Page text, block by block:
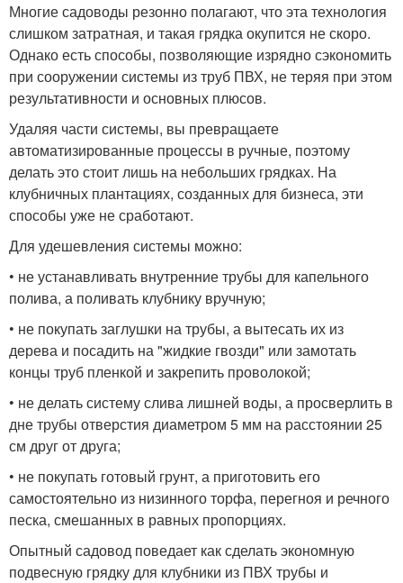
Многие садоводы резонно полагают, что эта технология
слишком затратная, и такая грядка окупится не скоро.
Однако есть способы, позволяющие изрядно сэкономить
при сооружении системы из труб ПВХ, не теряя при этом
результативности и основных плюсов.
Удаляя части системы, вы превращаете
автоматизированные процессы в ручные, поэтому
делать это стоит лишь на небольших грядках. На
клубничных плантациях, созданных для бизнеса, эти
способы уже не сработают.
Для удешевления системы можно:
• не устанавливать внутренние трубы для капельного
полива, а поливать клубнику вручную;
• не покупать заглушки на трубы, а вытесать их из
дерева и посадить на "жидкие гвозди" или замотать
концы труб пленкой и закрепить проволокой;
• не делать систему слива лишней воды, а просверлить в
дне трубы отверстия диаметром 5 мм на расстоянии 25
см друг от друга;
• не покупать готовый грунт, а приготовить его
самостоятельно из низинного торфа, перегноя и речного
песка, смешанных в равных пропорциях.
Опытный садовод поведает как сделать экономную
подвесную грядку для клубники из ПВХ трубы и